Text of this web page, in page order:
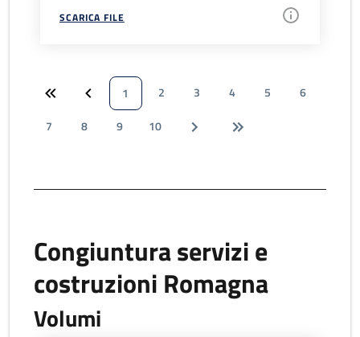
SCARICA FILE
1 2 3 4 5
6
7
8 9 10
Congiuntura servizi e
costruzioni Romagna
Volumi